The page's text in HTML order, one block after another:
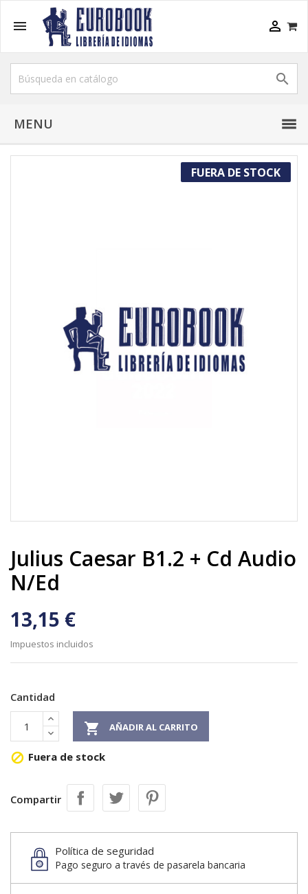
 

MENU
FUERA DE STOCK
Julius Caesar B1.2 + Cd Audio
N/ed
13,15 €
Impuestos incluidos
Cantidad
 AÑADIR AL CARRITO
 Fuera de stock
Compartir
Política de seguridad
Pago seguro a través de pasarela bancaria